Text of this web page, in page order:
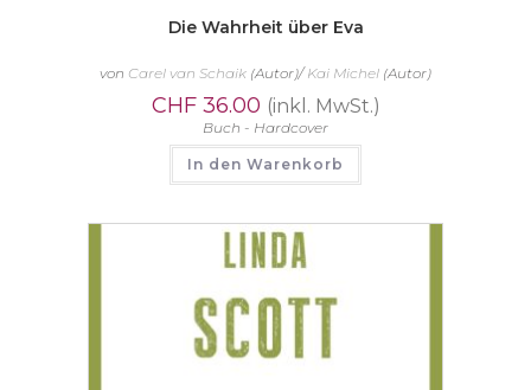
Die Wahrheit über Eva
von Carel van Schaik (Autor)/Kai Michel (Autor)
CHF36.00 (inkl. MwSt.)
Buch - Hardcover
In den Warenkorb